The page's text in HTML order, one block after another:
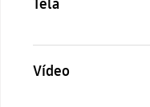
Vídeo